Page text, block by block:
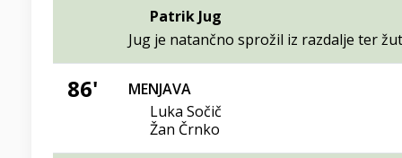
Patrik Jug
Jug je natančno sprožil iz razdalje ter
86'
MENJAVA
Luka Sočič
Žan Črnko